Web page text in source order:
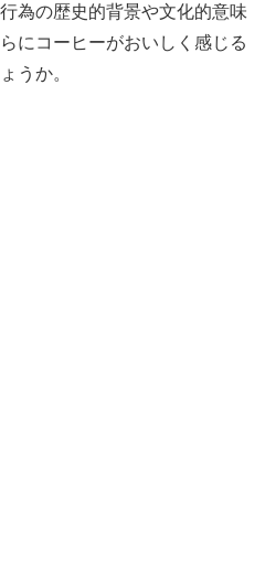
為の歴史的背景や文化的意味
にコーヒーがおいしく感じる
うか。